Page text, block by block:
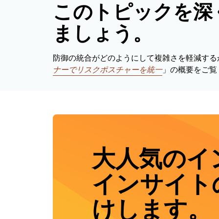
このトピックを
ましょう。
防御の統合がどのようにして複雑さを軽減す
ナーでリスクポスチャーを統一」の概要をご
大人気の
インサイ
けします。